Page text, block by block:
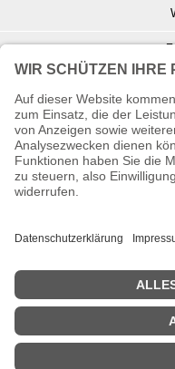
Info zu
Informationen zur
© Copyright 2026